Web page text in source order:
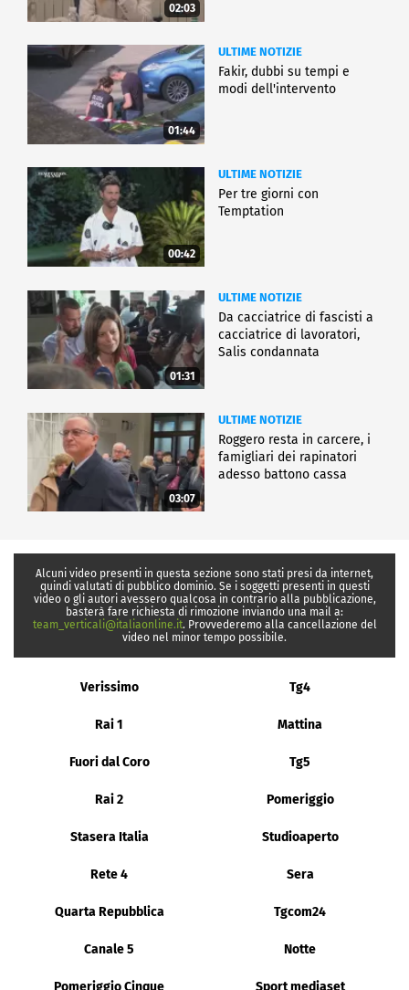
02:03
01:44
ULTIME NOTIZIE
Fakir, dubbi su tempi e
modi dell'intervento
00:42
ULTIME NOTIZIE
Per tre giorni con
Temptation
01:31
ULTIME NOTIZIE
Da cacciatrice di fascisti a
cacciatrice di lavoratori,
Salis condannata
03:07
ULTIME NOTIZIE
Roggero resta in carcere, i
famigliari dei rapinatori
adesso battono cassa
Alcuni video presenti in questa sezione sono stati presi da internet,
quindi valutati di pubblico dominio. Se i soggetti presenti in questi
video o gli autori avessero qualcosa in contrario alla pubblicazione,
basterà fare richiesta di rimozione inviando una mail a:
team_verticali@italiaonline.it. Provvederemo alla cancellazione del
video nel minor tempo possibile.
Verissimo Tg4
Rai 1 Mattina
Fuori dal Coro Tg5
Rai 2 Pomeriggio
Stasera Italia Studioaperto
Rete 4 Sera
Quarta Repubblica Tgcom24
Canale 5 Notte
Pomeriggio Cinque Sport mediaset